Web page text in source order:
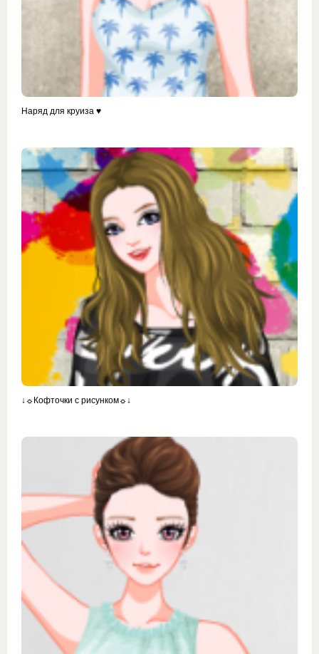
Наряд для круиза ♥
↓☼Кофточки с рисунком☼↓